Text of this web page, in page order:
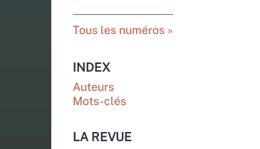
Tous les numéros
INDEX
Auteurs
Mots-clés
LA REVUE